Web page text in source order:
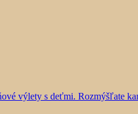
výlety s deťmi. Rozmýšľate